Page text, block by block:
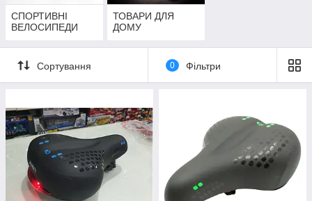
СПОРТИВНІ
ВЕЛОСИПЕДИ
ТОВАРИ ДЛЯ
ДОМУ
Сортування 0 Фільтри